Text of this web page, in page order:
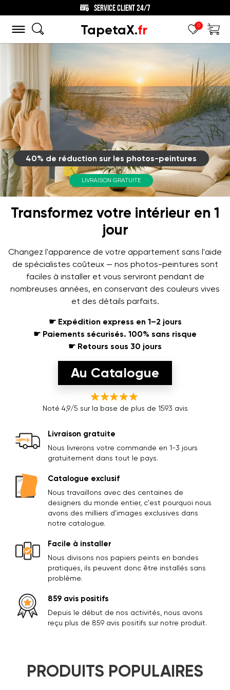
SERVICE CLIENT 24/7
TapetaX.fr 0
40% de réduction sur les photos-peintures
LIVRAISON GRATUITE
Transformez votre intérieur en 1
jour
Changez l'apparence de votre appartement sans l'aide
de spécialistes coûteux — nos photos-peintures sont
faciles à installer et vous serviront pendant de
nombreuses années, en conservant des couleurs vives
et des détails parfaits.
☛ Expédition express en 1–2 jours
☛ Paiements sécurisés. 100% sans risque
☛ Retours sous 30 jours
Au Catalogue
Noté 4,9/5 sur la base de plus de 1593 avis
Livraison gratuite
Nous livrerons votre commande en 1-3 jours
gratuitement dans tout le pays.
Catalogue exclusif
Nous travaillons avec des centaines de
designers du monde entier, c'est pourquoi nous
avons des milliers d'images exclusives dans
notre catalogue.
Facile à installer
Nous divisons nos papiers peints en bandes
pratiques, ils peuvent donc être installés sans
problème.
859 avis positifs
Depuis le début de nos activités, nous avons
reçu plus de 859 avis positifs sur notre produit.
PRODUITS POPULAIRES